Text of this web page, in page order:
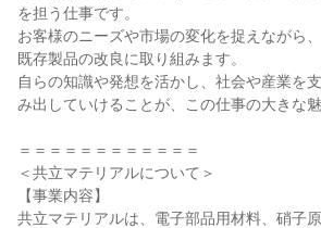
を担う仕事です。
お客様のニーズや市場の変化を捉えながら
既存製品の改良に取り組みます。
自らの知識や発想を活かし、社会や産業を
み出していけることが、この仕事の大きな魅
＝＝＝＝＝＝＝＝＝＝＝＝
＜共立マテリアルについて＞
【事業内容】
共立マテリアルは、電子部品用材料、硝子